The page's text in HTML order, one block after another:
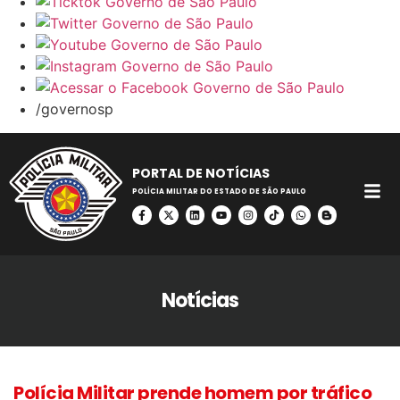
/governosp
PORTAL DE NOTÍCIAS
POLÍCIA MILITAR DO ESTADO DE SÃO PAULO
Notícias
Polícia Militar prende homem por tráfico